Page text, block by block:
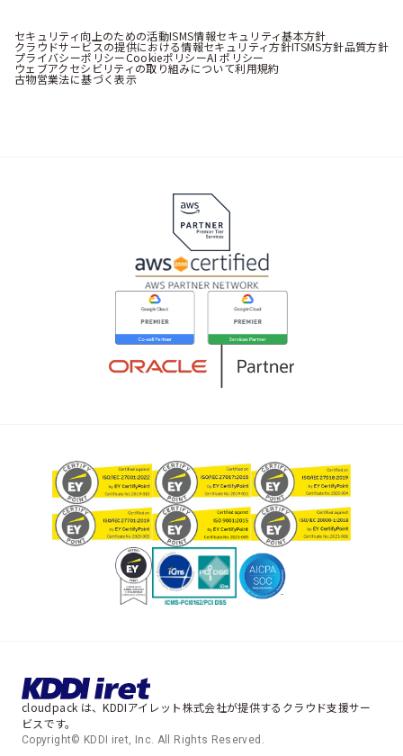
セキュリティ向上のための活動ISMS情報セキュリティ基本方針
クラウドサービスの提供における情報セキュリティ方針ITSMS方針品質方針
プライバシーポリシーCookieポリシーAI ポリシー
ウェブアクセシビリティの取り組みについて利用規約
古物営業法に基づく表示
cloudpack は、KDDIアイレット株式会社が提供するクラウド支援サー
ビスです。
Copyright© KDDI iret, Inc. All Rights Reserved.